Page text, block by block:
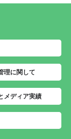
理に関して
メディア実績